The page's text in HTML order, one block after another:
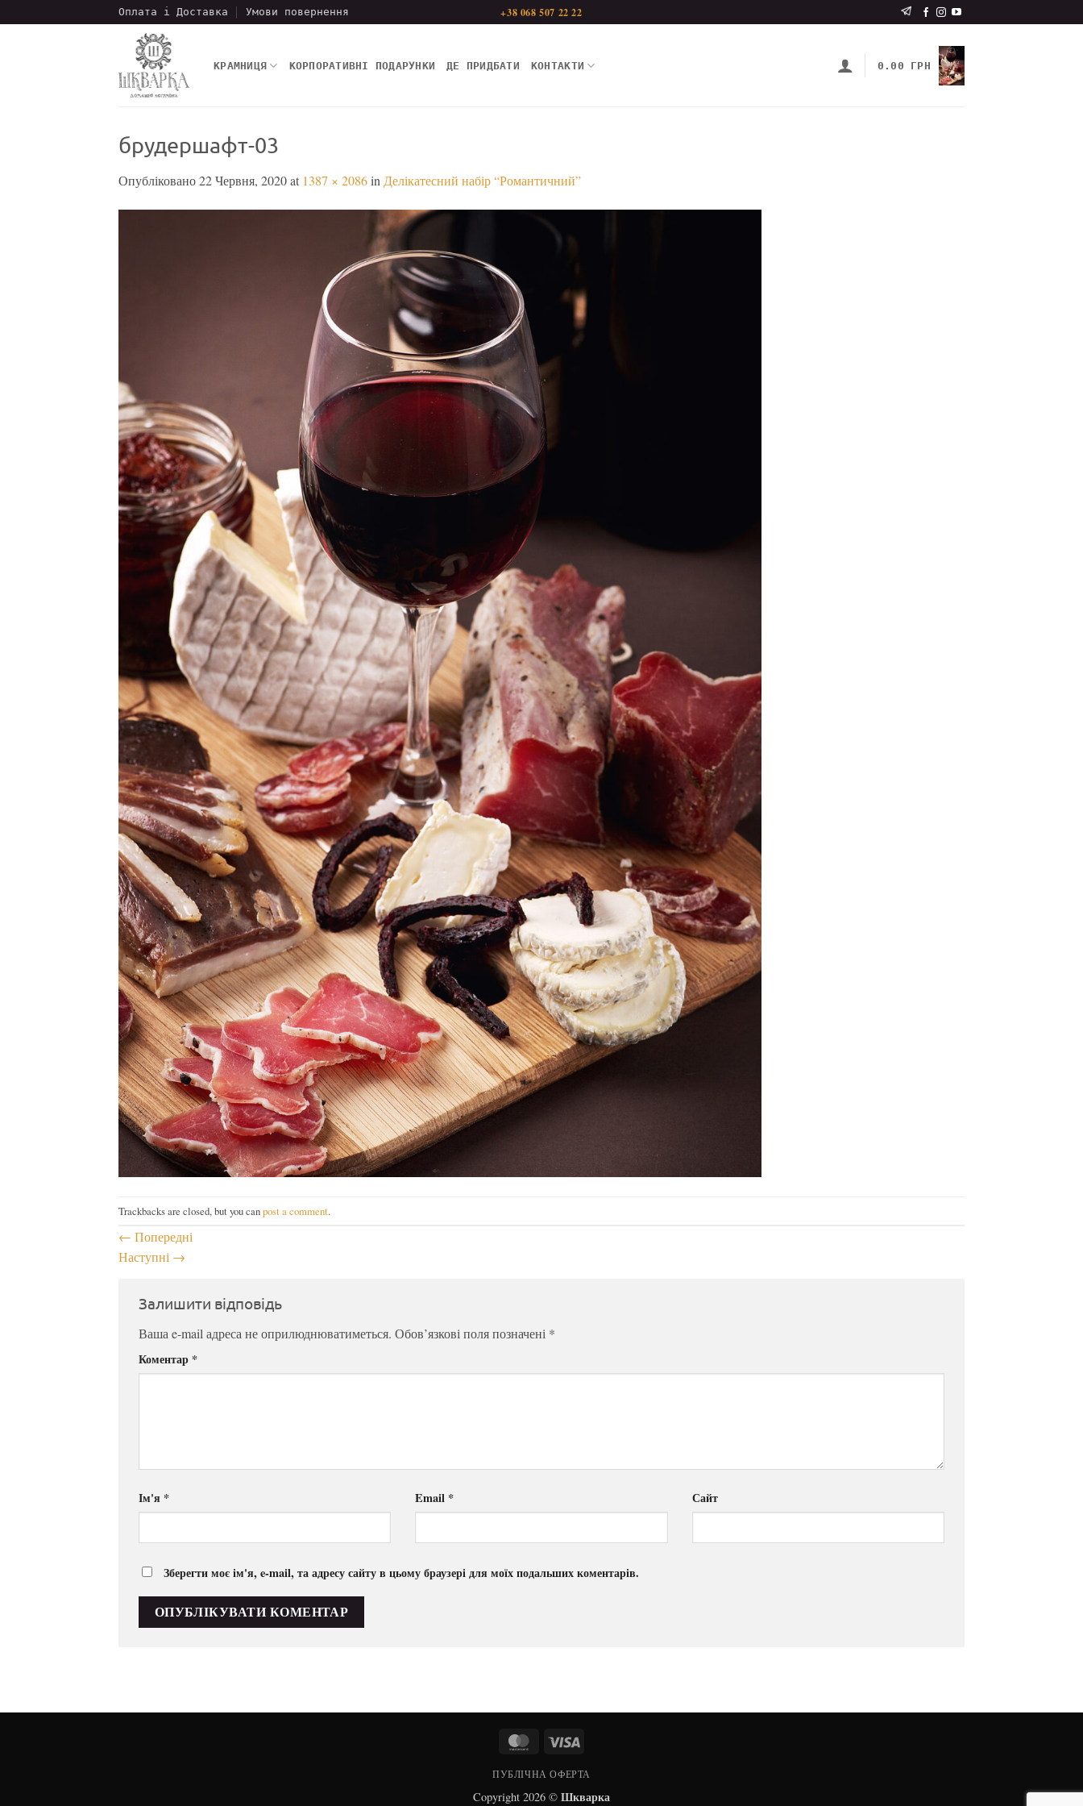
Оплата і Доставка Умови повернення +38 068 507 22 22
КРАМНИЦЯ КОРПОРАТИВНІ ПОДАРУНКИ ДЕ ПРИДБАТИ КОНТАКТИ 0.00 ГРН
брудершафт-03
Опубліковано22 Червня, 2020at 1387 × 2086in Делікатесний набір “Романтичний”
Trackbacks are closed, but you canpost a comment.
← Попередні
Наступні →
Залишити відповідь
Ваша e-mail адреса не оприлюднюватиметься. Обов’язкові поля позначені *
Коментар *
Ім'я * Email * Сайт
Зберегти моє ім'я, e-mail, та адресу сайту в цьому браузері для моїх подальших коментарів.
MasterCard
ПУБЛІЧНА ОФЕРТА
Copyright 2026 © Шкварка